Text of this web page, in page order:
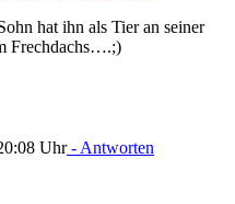
hat ihn als Tier an seiner
Frechdachs….;)
Uhr- Antworten